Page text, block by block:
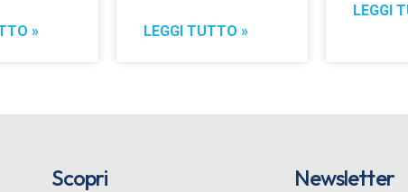
» LEGGI TUTTO »
LEGGI
Scopri Newsletter